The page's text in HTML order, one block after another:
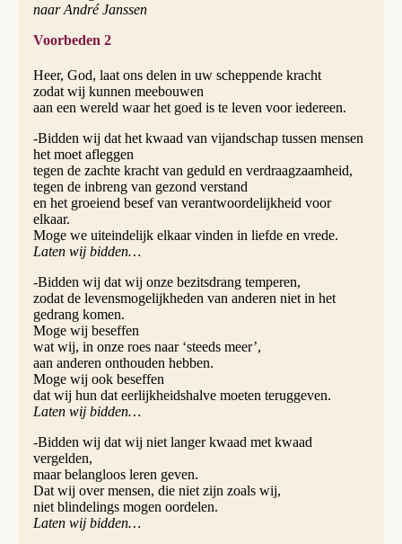
naar André Janssen
Voorbeden 2
Heer, God, laat ons delen in uw scheppende kracht
zodat wij kunnen meebouwen
aan een wereld waar het goed is te leven voor iedereen.
-Bidden wij dat het kwaad van vijandschap tussen mensen
het moet afleggen
tegen de zachte kracht van geduld en verdraagzaamheid,
tegen de inbreng van gezond verstand
en het groeiend besef van verantwoordelijkheid voor
elkaar.
Moge we uiteindelijk elkaar vinden in liefde en vrede.
Laten wij bidden…
-Bidden wij dat wij onze bezitsdrang temperen,
zodat de levensmogelijkheden van anderen niet in het
gedrang komen.
Moge wij beseffen
wat wij, in onze roes naar ‘steeds meer’,
aan anderen onthouden hebben.
Moge wij ook beseffen
dat wij hun dat eerlijkheidshalve moeten teruggeven.
Laten wij bidden…
-Bidden wij dat wij niet langer kwaad met kwaad
vergelden,
maar belangloos leren geven.
Dat wij over mensen, die niet zijn zoals wij,
niet blindelings mogen oordelen.
Laten wij bidden…